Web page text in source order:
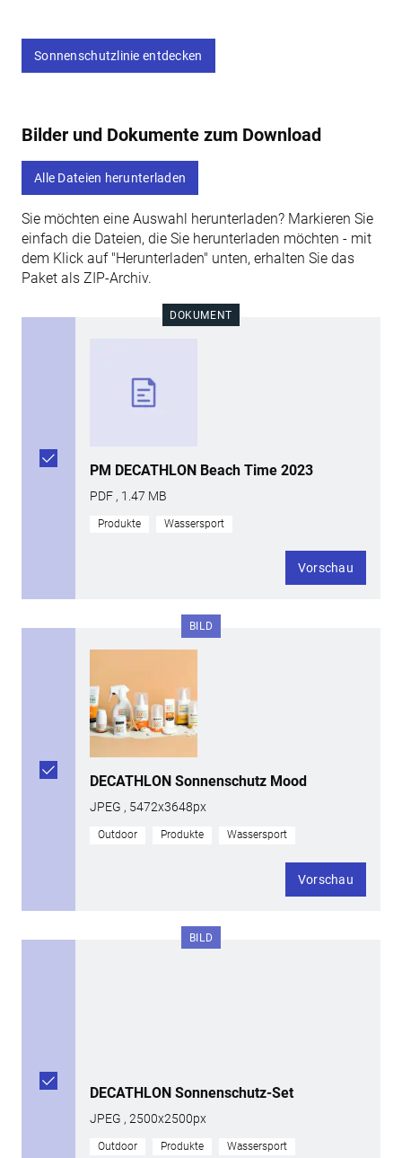
Sonnenschutzlinie entdecken
Bilder und Dokumente zum Download
Alle Dateien herunterladen
Sie möchten eine Auswahl herunterladen? Markieren Sie
einfach die Dateien, die Sie herunterladen möchten - mit
dem Klick auf "Herunterladen" unten, erhalten Sie das
Paket als ZIP-Archiv.
DOKUMENT
PM DECATHLON Beach Time 2023
PDF , 1.47 MB
Produkte Wassersport
Vorschau
BILD
DECATHLON Sonnenschutz Mood
JPEG , 5472x3648px
Outdoor Produkte Wassersport
Vorschau
BILD
DECATHLON Sonnenschutz-Set
JPEG , 2500x2500px
Outdoor Produkte Wassersport